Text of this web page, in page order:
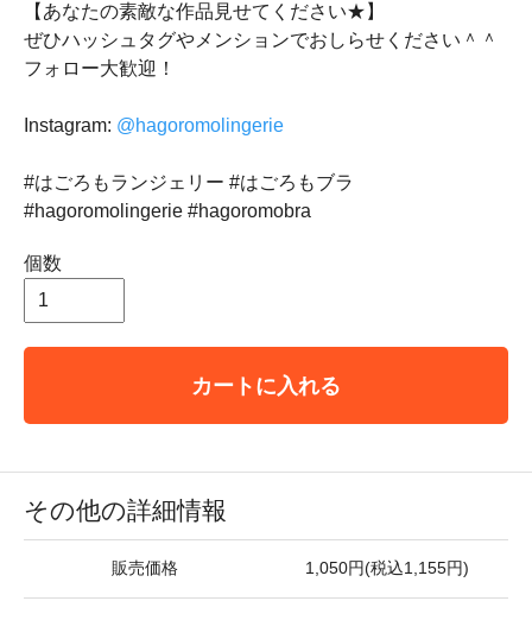
【あなたの素敵な作品見せてください★】
ぜひハッシュタグやメンションでおしらせください＾＾
フォロー大歓迎！
Instagram: @hagoromolingerie
#はごろもランジェリー #はごろもブラ
#hagoromolingerie #hagoromobra
個数
カートに入れる
その他の詳細情報
販売価格 1,050円(税込1,155円)